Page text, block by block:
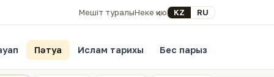
Мешіт туралыНеке қиюSelect your language
KZ RU
Пәтуа Ислам тарихы Бес парыз